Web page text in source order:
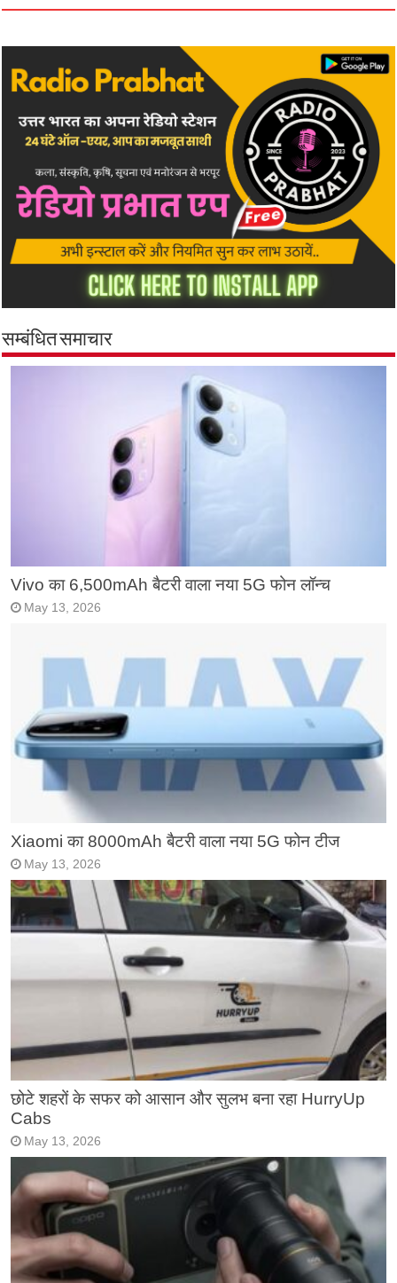
सम्बंधित समाचार
Vivo का 6,500mAh बैटरी वाला नया 5G फोन लॉन्च
May 13, 2026
Xiaomi का 8000mAh बैटरी वाला नया 5G फोन टीज
May 13, 2026
छोटे शहरों के सफर को आसान और सुलभ बना रहा HurryUp
Cabs
May 13, 2026